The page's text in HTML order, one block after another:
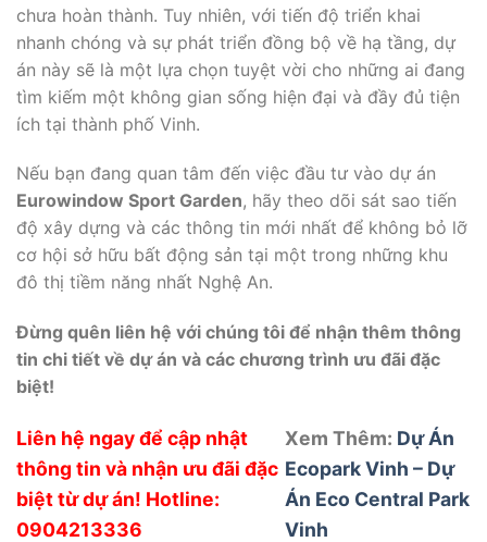
chưa hoàn thành. Tuy nhiên, với tiến độ triển khai
nhanh chóng và sự phát triển đồng bộ về hạ tầng, dự
án này sẽ là một lựa chọn tuyệt vời cho những ai đang
tìm kiếm một không gian sống hiện đại và đầy đủ tiện
ích tại thành phố Vinh.
Nếu bạn đang quan tâm đến việc đầu tư vào dự án
Eurowindow Sport Garden, hãy theo dõi sát sao tiến
độ xây dựng và các thông tin mới nhất để không bỏ lỡ
cơ hội sở hữu bất động sản tại một trong những khu
đô thị tiềm năng nhất Nghệ An.
Đừng quên liên hệ với chúng tôi để nhận thêm thông
tin chi tiết về dự án và các chương trình ưu đãi đặc
biệt!
Liên hệ ngay để cập nhật
thông tin và nhận ưu đãi đặc
biệt từ dự án! Hotline:
0904213336
Xem Thêm: Dự Án
Ecopark Vinh – Dự
Án Eco Central Park
Vinh